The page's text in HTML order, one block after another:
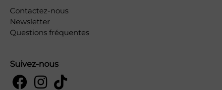
Contactez-nous
Newsletter
Questions fréquentes
Suivez-nous